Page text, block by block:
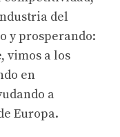
del
y prosperando:
vimos a los
en
a
Europa.